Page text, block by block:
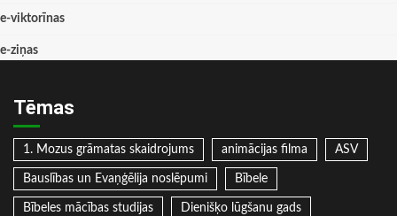
e-viktorīnas
e-ziņas
Tēmas
1. Mozus grāmatas skaidrojums animācijas filma ASV
Bauslības un Evaņģēlija noslēpumi Bībele
Bībeles mācības studijas Dienišķo lūgšanu gads